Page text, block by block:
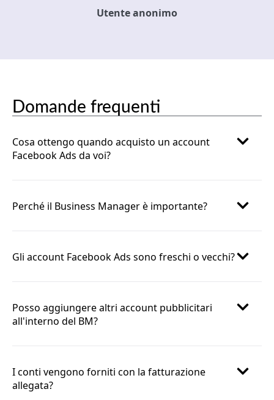
Utente anonimo
Domande frequenti
Cosa ottengo quando acquisto un account
Facebook Ads da voi?
Perché il Business Manager è importante?
Gli account Facebook Ads sono freschi o vecchi?
Posso aggiungere altri account pubblicitari
all'interno del BM?
I conti vengono forniti con la fatturazione
allegata?